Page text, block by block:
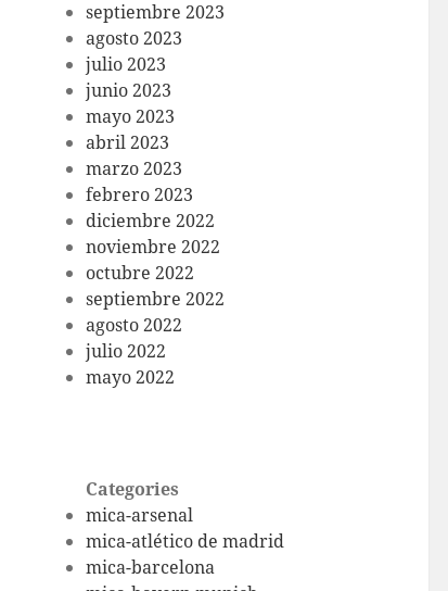
septiembre 2023
agosto 2023
julio 2023
junio 2023
mayo 2023
abril 2023
marzo 2023
febrero 2023
diciembre 2022
noviembre 2022
octubre 2022
septiembre 2022
agosto 2022
julio 2022
mayo 2022
Categories
mica-arsenal
mica-atlético de madrid
mica-barcelona